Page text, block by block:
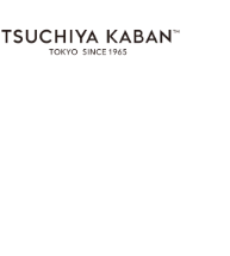
土屋鞄製造所